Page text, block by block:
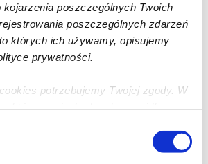
kojarzenia poszczególnych Twoich
poszczególnych zdarzeń
których ich używamy, opisujemy
prywatności.
potrzebujemy Twojej zgody. W